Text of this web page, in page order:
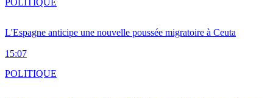
L'Espagne anticipe une nouvelle poussée migratoire à Ceuta
15:07
POLITIQUE
POLITIQUE